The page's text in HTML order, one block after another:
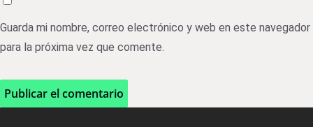
Guarda mi nombre, correo electrónico y web en este navegador
para la próxima vez que comente.